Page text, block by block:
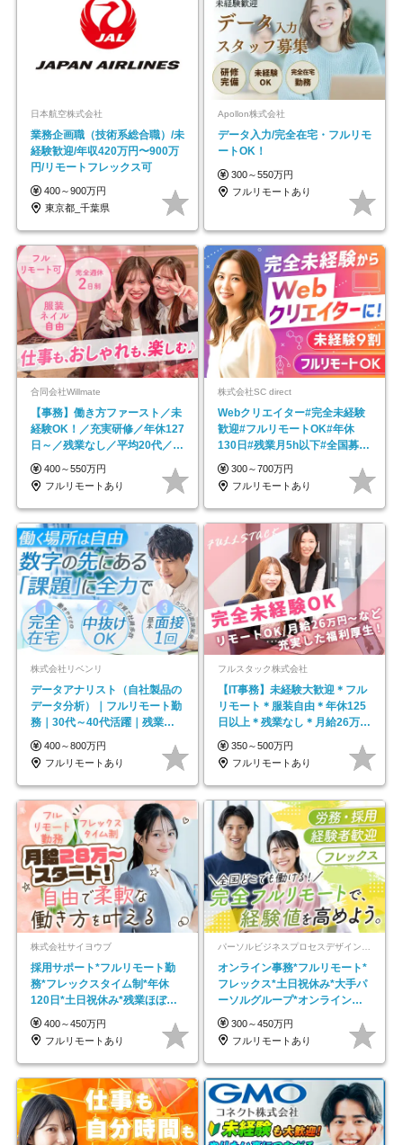
日本航空株式会社
業務企画職（技術系総合職）/未
経験歓迎/年収420万円〜900万
円/リモートフレックス可
400～900万円
東京都_千葉県
Apollon株式会社
データ入力/完全在宅・フルリモ
ートOK！
300～550万円
フルリモートあり
合同会社Willmate
【事務】働き方ファースト／未
経験OK！／充実研修／年休127
日～／残業なし／平均20代／リ
モートOK
400～550万円
フルリモートあり
株式会社SC direct
Webクリエイター#完全未経験
歓迎#フルリモートOK#年休
130日#残業月5h以下#全国募集
#最大1年の研修
300～700万円
フルリモートあり
株式会社リベンリ
データアナリスト（自社製品の
データ分析）｜フルリモート勤
務｜30代～40代活躍｜残業少
なめ｜子育て社員多数活躍
400～800万円
フルリモートあり
フルスタック株式会社
【IT事務】未経験大歓迎＊フル
リモート＊服装自由＊年休125
日以上＊残業なし＊月給26万円
以上
350～500万円
フルリモートあり
株式会社サイヨウブ
採用サポート*フルリモート勤
務*フレックスタイム制*年休
120日*土日祝休み*残業ほぼな
し*育児中社員8割以上
400～450万円
フルリモートあり
オンライン事務*フルリモート*
フレックス*土日祝休み*大手パ
ーソルグループ*オンライン面
接*30～40代活躍中
300～450万円
フルリモートあり